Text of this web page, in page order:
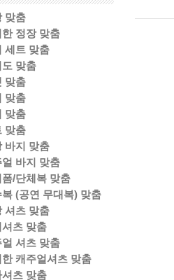
맞춤
정장 맞춤
세트 맞춤
도 맞춤
맞춤
맞춤
맞춤
맞춤
바지 맞춤
바지 맞춤
폼/단체복 맞춤
복 (공연 무대복) 맞춤
셔츠 맞춤
츠 맞춤
셔츠 맞춤
캐주얼셔츠 맞춤
셔츠 맞춤